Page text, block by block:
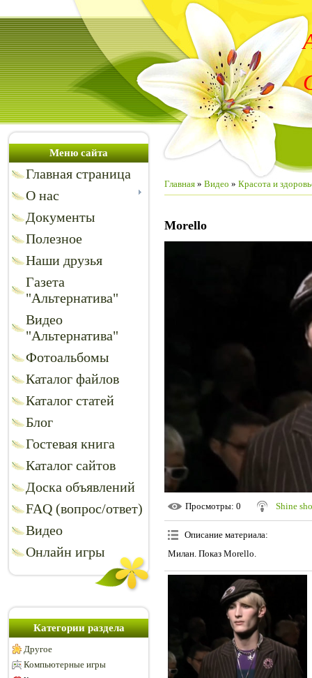
Меню сайта
Главная страница
О нас
Документы
Полезное
Наши друзья
Газета
"Альтернатива"
Видео
"Альтернатива"
Фотоальбомы
Каталог файлов
Каталог статей
Блог
Гостевая книга
Каталог сайтов
Доска объявлений
FAQ (вопрос/ответ)
Видео
Онлайн игры
Категории раздела
Другое
Компьютерные игры
Главная » Видео » Красота и
Morello
Просмотры: 0 Shine
Описание материала:
Милан. Показ Morello.